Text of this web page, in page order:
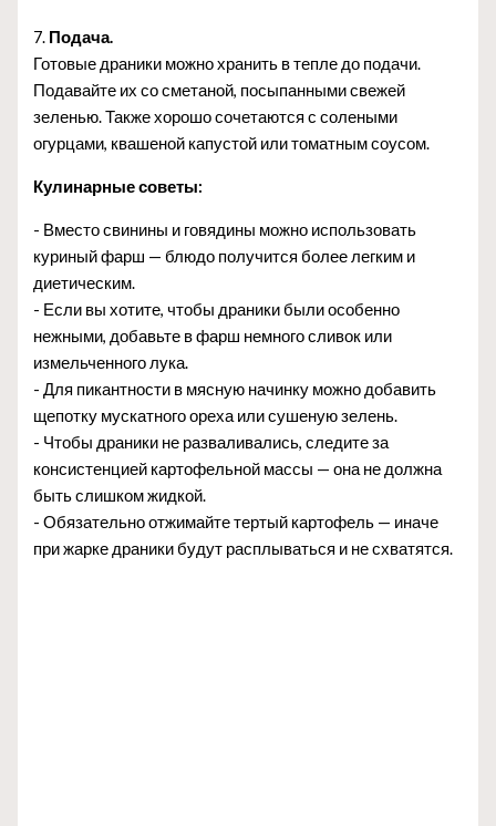
7. Подача.
Готовые драники можно хранить в тепле до подачи.
Подавайте их со сметаной, посыпанными свежей
зеленью. Также хорошо сочетаются с солеными
огурцами, квашеной капустой или томатным соусом.
Кулинарные советы:
- Вместо свинины и говядины можно использовать
куриный фарш — блюдо получится более легким и
диетическим.
- Если вы хотите, чтобы драники были особенно
нежными, добавьте в фарш немного сливок или
измельченного лука.
- Для пикантности в мясную начинку можно добавить
щепотку мускатного ореха или сушеную зелень.
- Чтобы драники не разваливались, следите за
консистенцией картофельной массы — она не должна
быть слишком жидкой.
- Обязательно отжимайте тертый картофель — иначе
при жарке драники будут расплываться и не схватятся.